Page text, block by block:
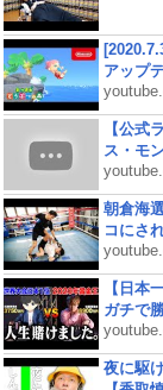
アップ
【公式
ス・モ
朝倉海
コにさ
【日本
ガチで
夜に駆